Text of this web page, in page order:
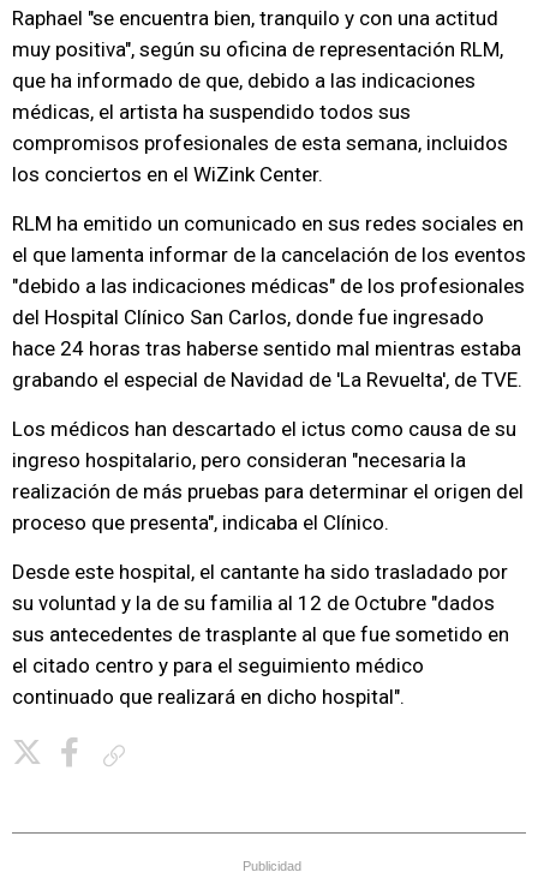
Raphael "se encuentra bien, tranquilo y con una actitud
muy positiva", según su oficina de representación RLM,
que ha informado de que, debido a las indicaciones
médicas, el artista ha suspendido todos sus
compromisos profesionales de esta semana, incluidos
los conciertos en el WiZink Center.
RLM ha emitido un comunicado en sus redes sociales en
el que lamenta informar de la cancelación de los eventos
"debido a las indicaciones médicas" de los profesionales
del Hospital Clínico San Carlos, donde fue ingresado
hace 24 horas tras haberse sentido mal mientras estaba
grabando el especial de Navidad de 'La Revuelta', de TVE.
Los médicos han descartado el ictus como causa de su
ingreso hospitalario, pero consideran "necesaria la
realización de más pruebas para determinar el origen del
proceso que presenta", indicaba el Clínico.
Desde este hospital, el cantante ha sido trasladado por
su voluntad y la de su familia al 12 de Octubre "dados
sus antecedentes de trasplante al que fue sometido en
el citado centro y para el seguimiento médico
continuado que realizará en dicho hospital".
Publicidad